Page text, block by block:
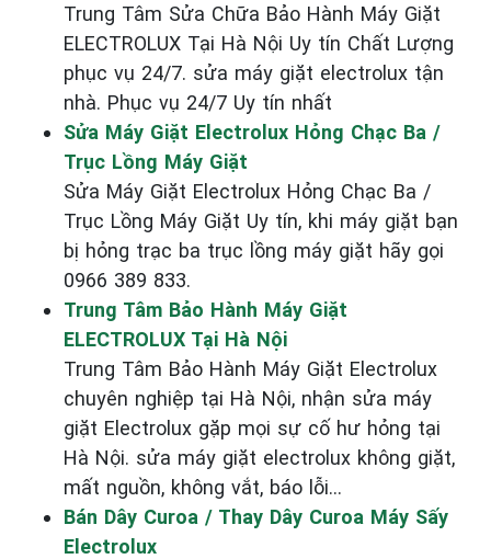
Trung Tâm Sửa Chữa Bảo Hành Máy Giặt
ELECTROLUX Tại Hà Nội Uy tín Chất Lượng
phục vụ 24/7. sửa máy giặt electrolux tận
nhà. Phục vụ 24/7 Uy tín nhất
Sửa Máy Giặt Electrolux Hỏng Chạc Ba /
Trục Lồng Máy Giặt
Sửa Máy Giặt Electrolux Hỏng Chạc Ba /
Trục Lồng Máy Giặt Uy tín, khi máy giặt bạn
bị hỏng trạc ba trục lồng máy giặt hãy gọi
0966 389 833.
Trung Tâm Bảo Hành Máy Giặt
ELECTROLUX Tại Hà Nội
Trung Tâm Bảo Hành Máy Giặt Electrolux
chuyên nghiệp tại Hà Nội, nhận sửa máy
giặt Electrolux gặp mọi sự cố hư hỏng tại
Hà Nội. sửa máy giặt electrolux không giặt,
mất nguồn, không vắt, báo lỗi...
Bán Dây Curoa / Thay Dây Curoa Máy Sấy
Electrolux